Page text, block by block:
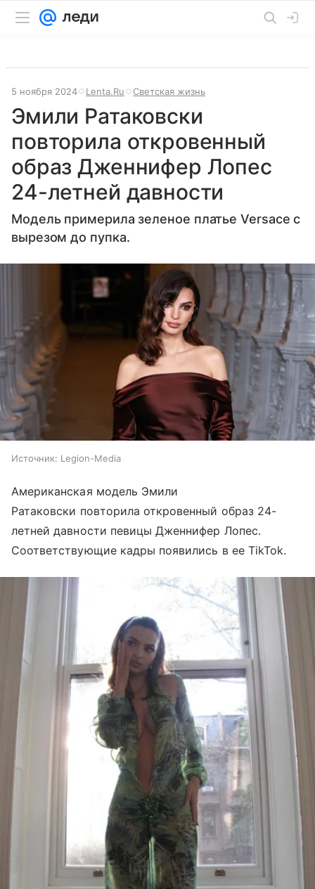
5 ноября 2024 Lenta.Ru Светская жизнь
Эмили Ратаковски
повторила откровенный
образ Дженнифер Лопес
24-летней давности
Модель примерила зеленое платье Versace с
вырезом до пупка.
Источник: Legion-Media
Американская модель Эмили
Ратаковски повторила откровенный образ 24-
летней давности певицы Дженнифер Лопес.
Соответствующие кадры появились в ее TikTok.